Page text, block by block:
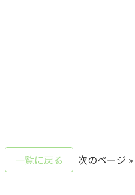
一覧に戻る 次のページ »